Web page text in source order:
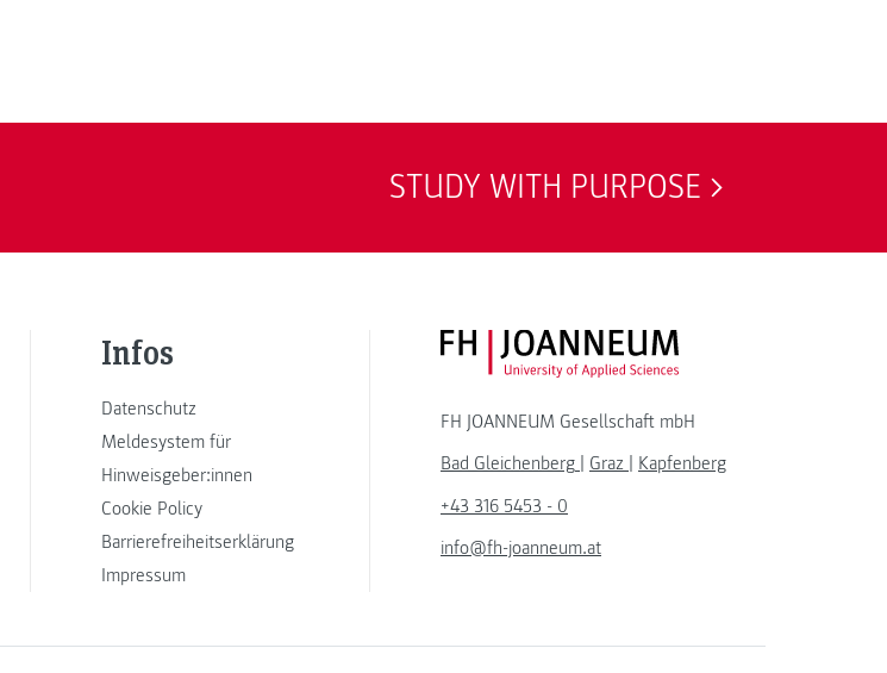
STUDY WITH PURPOSE
Infos
Datenschutz
Meldesystem für
Hinweisgeber:innen
Cookie Policy
Barrierefreiheitserklärung
Impressum
FH JOANNEUM Logo
FH JOANNEUM Gesellschaft mbH
Bad Gleichenberg
Graz
Kapfenberg
+43 316 5453 - 0
info@fh-joanneum.at